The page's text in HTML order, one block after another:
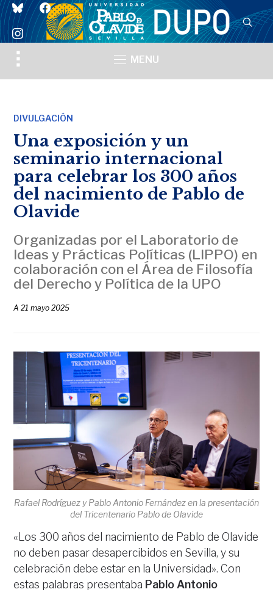
blueskyfacebook
instagram
Toggle
sidebar
MENU
DIVULGACIÓN
Una exposición y un
seminario internacional
para celebrar los 300 años
del nacimiento de Pablo de
Olavide
Organizadas por el Laboratorio de
Ideas y Prácticas Políticas (LIPPO) en
colaboración con el Área de Filosofía
del Derecho y Política de la UPO
A21 mayo 2025
Rafael Rodríguez y Pablo Antonio Fernández en la presentación
del Tricentenario Pablo de Olavide
«Los 300 años del nacimiento de Pablo de Olavide
no deben pasar desapercibidos en Sevilla, y su
celebración debe estar en la Universidad». Con
estas palabras presentaba Pablo Antonio